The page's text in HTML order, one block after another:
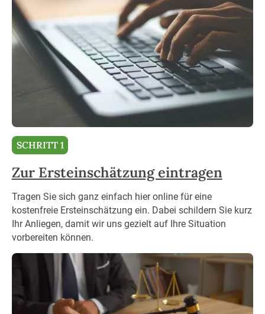
SCHRITT 1
Zur Ersteinschätzung eintragen
Tragen Sie sich ganz einfach hier online für eine
kostenfreie Ersteinschätzung ein. Dabei schildern Sie kurz
Ihr Anliegen, damit wir uns gezielt auf Ihre Situation
vorbereiten können.